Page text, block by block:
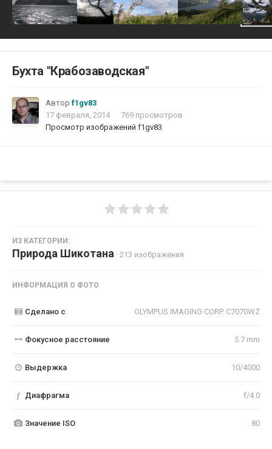
Бухта "Крабозаводская"
Автор f1gv83
17 февраля, 2014
769 просмотров
Просмотр изображений f1gv83
ИЗ КАТЕГОРИИ:
Природа Шикотана · 213 изображения
ИНФОРМАЦИЯ О ФОТО
Сделано с OLYMPUS IMAGING CORP. C7070WZ
Фокусное расстояние 5.7 mm
Выдержка 10/4000
f Диафрагма f/4.0
Значение ISO 80